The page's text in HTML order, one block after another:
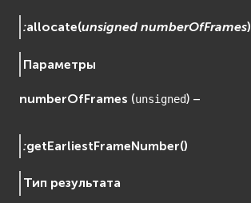
:allocate(unsigned numberOfFrames)
Параметры
numberOfFrames (unsigned) –
:getEarliestFrameNumber()
Тип результата